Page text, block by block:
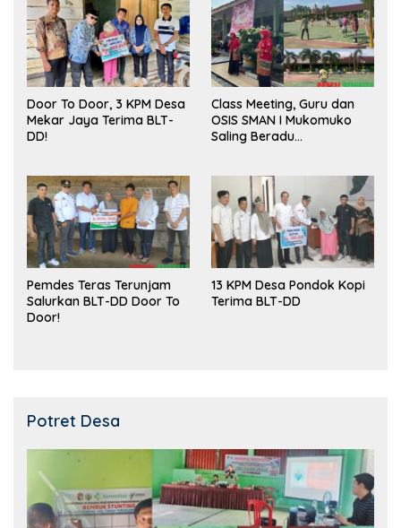
Door To Door, 3 KPM Desa
Mekar Jaya Terima BLT-
DD!
Class Meeting, Guru dan
OSIS SMAN I Mukomuko
Saling Beradu
Pemdes Teras Terunjam
Salurkan BLT-DD Door To
Door!
13 KPM Desa Pondok Kopi
Terima BLT-DD
Potret Desa